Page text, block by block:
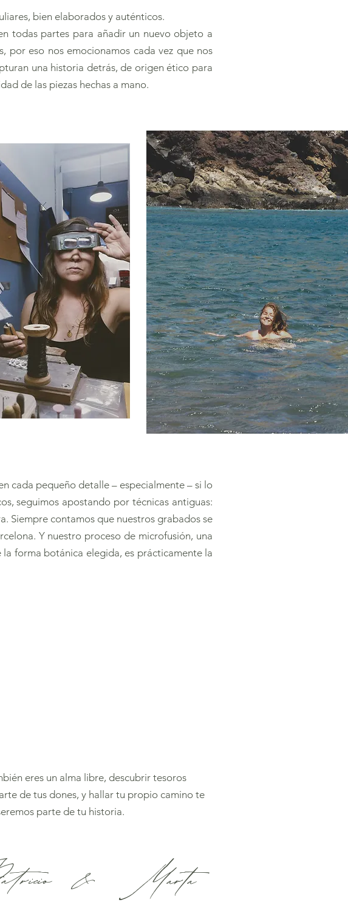
bien elaborados y auténticos.
todas partes para añadir un nuevo objeto a
por eso nos emocionamos cada vez que nos
una historia detrás, de origen ético para
de las piezas hechas a mano.
cada pequeño detalle – especialmente – si lo
seguimos apostando por técnicas antiguas:
Siempre contamos que nuestros grabados se
Y nuestro proceso de microfusión, una
forma botánica elegida, es prácticamente la
eres un alma libre, descubrir tesoros
de tus dones, y hallar tu propio camino te
parte de tu historia.
& Marta